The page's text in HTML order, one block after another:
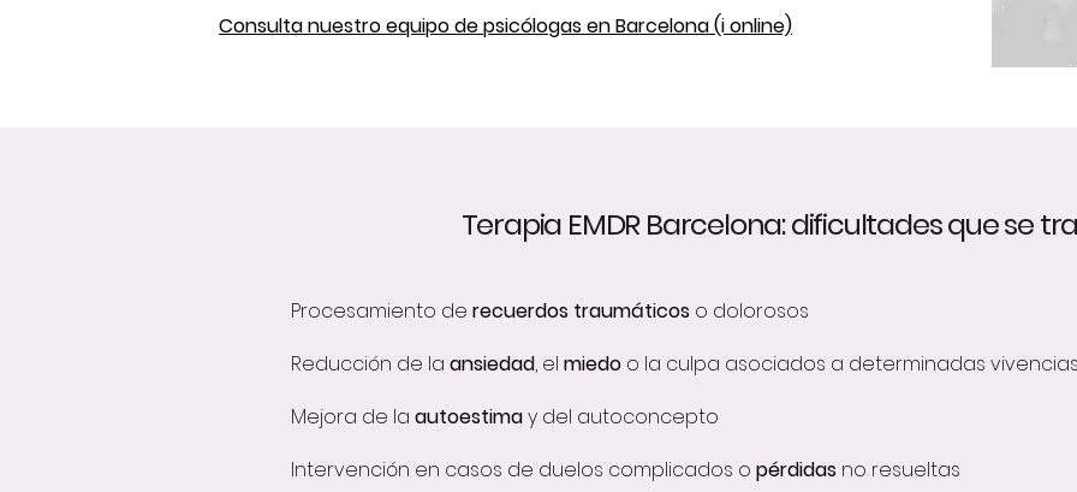
Consulta nuestro equipo de psicólogas en Barcelona (i online)
Terapia EMDR Barcelona: dificultades que se
Procesamiento de recuerdos traumáticos o dolorosos
Reducción de la ansiedad, el miedo o la culpa asociados a determinadas vivencias
Mejora de la autoestimay del autoconcepto
Intervención en casos de duelos complicados o pérdidas no resueltas